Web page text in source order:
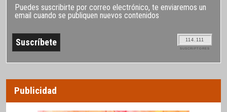
Puedes suscribirte por correo electrónico, te enviaremos un
email cuando se publiquen nuevos contenidos
114.111
SUSCRIPTORES
Publicidad